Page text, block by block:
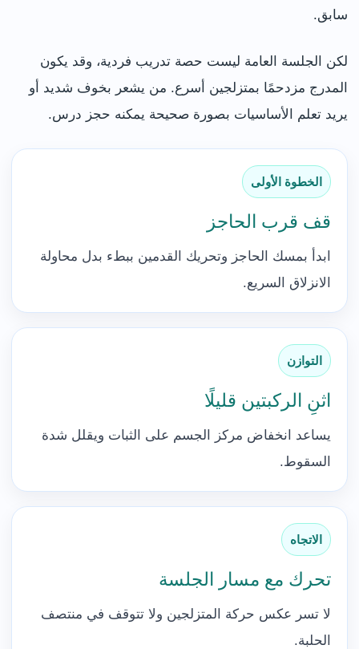
سابق.
لكن الجلسة العامة ليست حصة تدريب فردية، وقد يكون
المدرج مزدحمًا بمتزلجين أسرع. من يشعر بخوف شديد أو
يريد تعلم الأساسيات بصورة صحيحة يمكنه حجز درس.
الخطوة الأولى
قف قرب الحاجز
ابدأ بمسك الحاجز وتحريك القدمين ببطء بدل محاولة
الانزلاق السريع.
التوازن
اثنِ الركبتين قليلًا
يساعد انخفاض مركز الجسم على الثبات ويقلل شدة
السقوط.
الاتجاه
تحرك مع مسار الجلسة
لا تسر عكس حركة المتزلجين ولا تتوقف في منتصف
الحلبة.